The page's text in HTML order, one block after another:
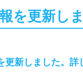
を更新し
更新しました。詳